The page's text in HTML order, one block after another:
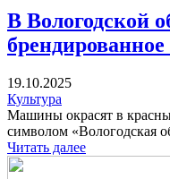
В Вологодской
брендированное
19.10.2025
Культура
Машины окрасят в
символом «Вологодская
Читать далее